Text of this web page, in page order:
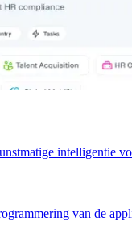
intelligentie
van de